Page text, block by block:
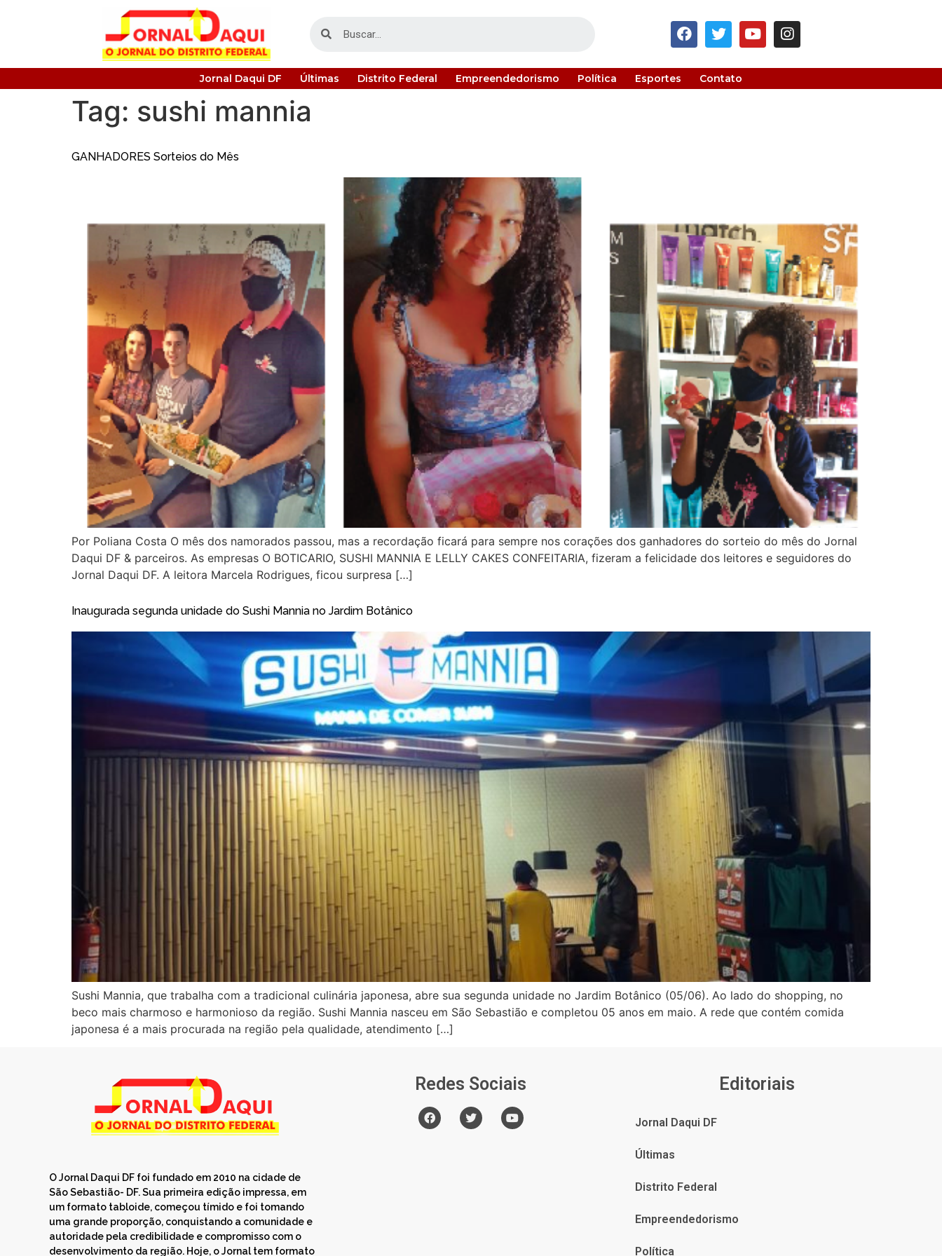
Jornal Daqui DF Últimas Distrito Federal Empreendedorismo Política Esportes Contato
Tag: sushi mannia
GANHADORES Sorteios do Mês
Por Poliana Costa O mês dos namorados passou, mas a recordação ficará para sempre nos corações dos ganhadores do sorteio do mês do Jornal
Daqui DF & parceiros. As empresas O BOTICARIO, SUSHI MANNIA E LELLY CAKES CONFEITARIA, fizeram a felicidade dos leitores e seguidores do
Jornal Daqui DF. A leitora Marcela Rodrigues, ficou surpresa […]
Inaugurada segunda unidade do Sushi Mannia no Jardim Botânico
Sushi Mannia, que trabalha com a tradicional culinária japonesa, abre sua segunda unidade no Jardim Botânico (05/06). Ao lado do shopping, no
beco mais charmoso e harmonioso da região. Sushi Mannia nasceu em São Sebastião e completou 05 anos em maio. A rede que contém comida
japonesa é a mais procurada na região pela qualidade, atendimento […]
O Jornal Daqui DF foi fundado em 2010 na cidade de
São Sebastião- DF. Sua primeira edição impressa, em
um formato tabloide, começou tímido e foi tomando
uma grande proporção, conquistando a comunidade e
autoridade pela credibilidade e compromisso com o
desenvolvimento da região. Hoje, o Jornal tem formato
Redes Sociais Editoriais
Jornal Daqui DF
Últimas
Distrito Federal
Empreendedorismo
Política